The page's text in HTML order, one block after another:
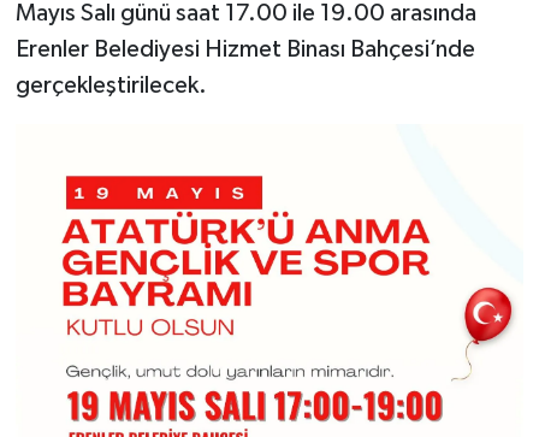
Mayıs Salı günü saat 17.00 ile 19.00 arasında
Erenler Belediyesi Hizmet Binası Bahçesi’nde
gerçekleştirilecek.